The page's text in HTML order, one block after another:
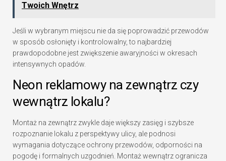
Twoich Wnętrz
Jeśli w wybranym miejscu nie da się poprowadzić przewodów
w sposób osłonięty i kontrolowalny, to najbardziej
prawdopodobne jest zwiększenie awaryjności w okresach
intensywnych opadów.
Neon reklamowy na zewnątrz czy
wewnątrz lokalu?
Montaż na zewnątrz zwykle daje większy zasięg i szybsze
rozpoznanie lokalu z perspektywy ulicy, ale podnosi
wymagania dotyczące ochrony przewodów, odporności na
pogodę i formalnych uzgodnień. Montaż wewnątrz ogranicza